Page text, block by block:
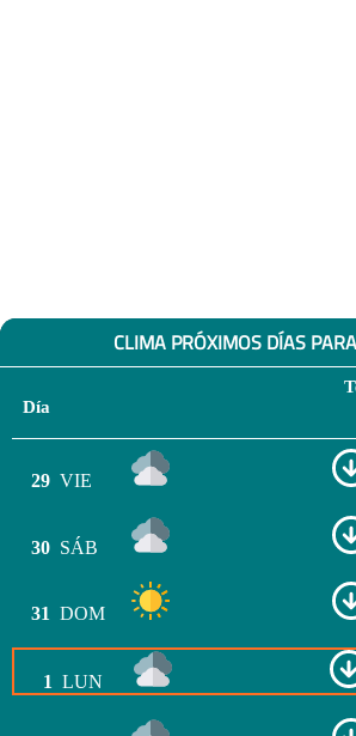
CLIMA PRÓXIMOS DÍAS
Día
29 VIE
30 SÁB
31 DOM
1 LUN